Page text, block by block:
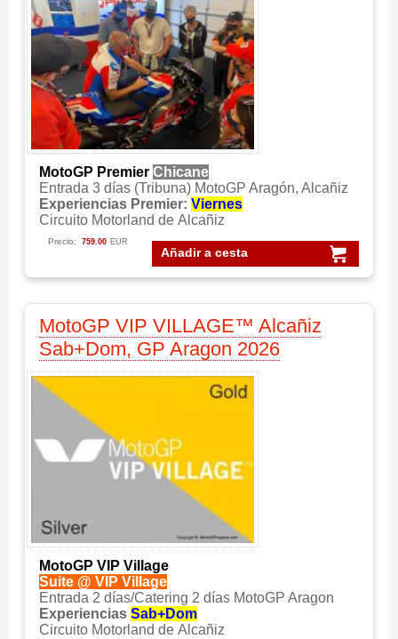
MotoGP Premier Chicane
Entrada 3 días (Tribuna) MotoGP Aragón, Alcañiz
Experiencias Premier: Viernes
Circuito Motorland de Alcañiz
Añadir a cesta
Precio: 759.00 EUR
MotoGP VIP VILLAGE™ Alcañiz
Sab+Dom, GP Aragon 2026
MotoGP VIP Village
Suite @ VIP Village
Entrada 2 días/Catering 2 días MotoGP Aragon
Experiencias Sab+Dom
Circuito Motorland de Alcañiz